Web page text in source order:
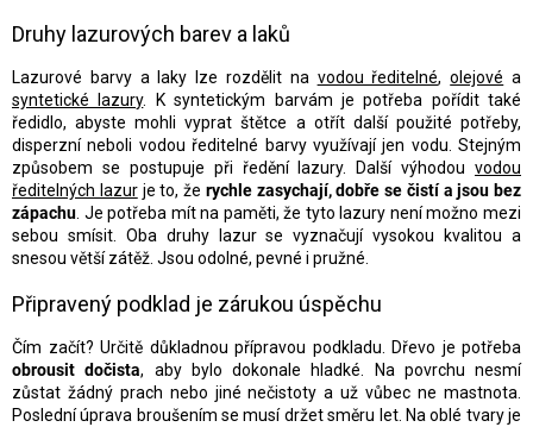
Druhy lazurových barev a laků
Lazurové barvy a laky lze rozdělit na vodou ředitelné,olejové a
syntetické lazury. K syntetickým barvám je potřeba pořídit také
ředidlo, abyste mohli vyprat štětce a otřít další použité potřeby,
disperzní neboli vodou ředitelné barvy využívají jen vodu. Stejným
způsobem se postupuje při ředění lazury. Další výhodou vodou
ředitelných lazurje to, že rychle zasychají, dobře se čistí a jsou bez
zápachu. Je potřeba mít na paměti, že tyto lazury není možno mezi
sebou smísit. Oba druhy lazur se vyznačují vysokou kvalitou a
snesou větší zátěž. Jsou odolné, pevné i pružné.
Připravený podklad je zárukou úspěchu
Čím začít? Určitě důkladnou přípravou podkladu. Dřevo je potřeba
obrousit dočista, aby bylo dokonale hladké. Na povrchu nesmí
zůstat žádný prach nebo jiné nečistoty a už vůbec ne mastnota.
Poslední úprava broušením se musí držet směru let. Na oblé tvary je